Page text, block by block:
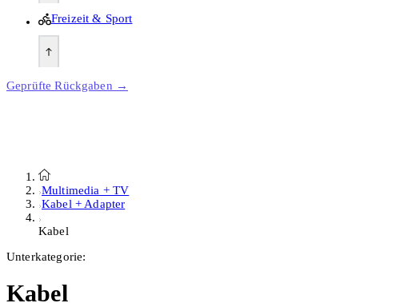
Freizeit & Sport
Geprüfte Rückgaben →
Multimedia + TV
Kabel + Adapter
Kabel
Unterkategorie:
Kabel